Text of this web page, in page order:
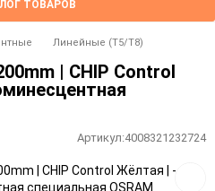
ТОВАРОВ
Линейные (T5/T8)
| CHIP Control
Артикул:4008321232724